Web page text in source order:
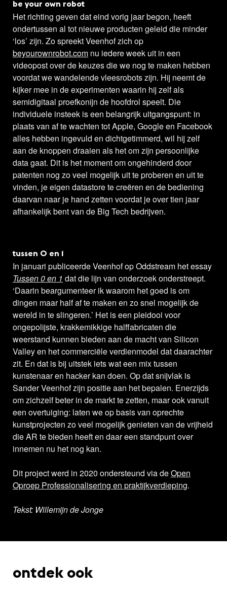
be your own robot
Het richting geven dat eind vorig jaar begon, heeft
ondertussen al tot nieuwe producten geleid die minder
‘los’ zijn. Zo spreekt Veenhof zich op
beyourownrobot.com nu iedere week uit in een
videopost over de keuzes die we nog te maken hebben
voordat we wandelende vleesrobots zijn. Hij neemt de
kijker mee in de experimenten waarin hij zelf als
semidigitaal proefkonijn de hoofdrol speelt. Die
individuele insteek is een belangrijk uitgangspunt: in
plaats van af te wachten tot Apple, Google en Facebook
alles hebben ingevuld en dichtgetimmerd, wil hij zelf
aan de knoppen draaien als het om zijn persoonlijke
data gaat. Dit is het moment om ongehinderd door
patenten nog zo veel mogelijk uit te proberen en uit te
vinden, je eigen datastore te creëren en de bediening
daarvan naar je hand zetten voordat je over tien jaar
afhankelijk bent van de Big Tech bedrijven.
tussen 0 en 1
In januari publiceerde Veenhof op Oddstream het essay
Tussen 0 en 1 dat die lijn van onderzoek onderstreept.
‘Daarin beargumenteer ik waarom het goed is om
dingen maar half af te maken en zo snel mogelijk de
wereld in te slingeren.’ Het is een pleidooi voor
ongepolijste, krakkemikkige halffabricaten die
weerstand kunnen bieden aan de macht van Silicon
Valley en het commerciële verdienmodel dat daarachter
zit. En dat is bij uitstek iets wat een mix tussen
kunstenaar en hacker kan doen. Op dat snijvlak is
Sander Veenhof zijn positie aan het bepalen. Enerzijds
om zichzelf beter in de markt te zetten, maar ook vanuit
een overtuiging: laten we op basis van oprechte
kunstprojecten zo veel mogelijk genieten van de vrijheid
die AR te bieden heeft en daar een standpunt over
innemen nu het nog kan.
Dit project werd in 2020 ondersteund via deOpen
Oproep Professionalisering en praktijkverdieping.
Tekst: Willemijn de Jonge
ontdek ook